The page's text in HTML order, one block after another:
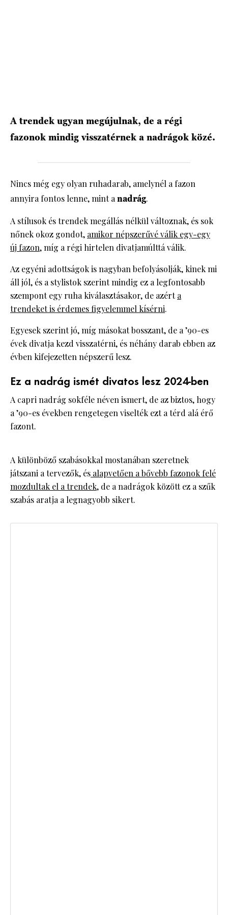
A trendek ugyan megújulnak, de a régi
fazonok mindig visszatérnek a nadrágok közé.
Nincs még egy olyan ruhadarab, amelynél a fazon
annyira fontos lenne, mint anadrág.
A stílusok és trendek megállás nélkül változnak, és sok
nőnek okoz gondot, amikor népszerűvé válik egy-egy
új fazon, míg a régi hirtelen divatjamúlttá válik.
Az egyéni adottságok is nagyban befolyásolják, kinek mi
áll jól, és a stylistok szerint mindig ez a legfontosabb
szempont egy ruha kiválasztásakor, de azérta
trendeket is érdemes figyelemmel kísérni.
Egyesek szerint jó, míg másokat bosszant, de a ’90-es
évek divatja kezd visszatérni, és néhány darab ebben az
évben kifejezetten népszerű lesz.
Ez a nadrág ismét divatos lesz 2024-ben
A capri nadrág sokféle néven ismert, de az biztos, hogy
a ’90-es években rengetegen viselték ezt a térd alá érő
fazont.
A különböző szabásokkal mostanában szeretnek
játszani a tervezők, és alapvetően a bővebb fazonok felé
mozdultak el a trendek, de a nadrágok között ez a szűk
szabás aratja a legnagyobb sikert.